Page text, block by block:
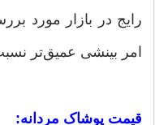
رایج در بازار مورد
امر بینشی عمیق‌تر
قیمت پوشاک مردانه: